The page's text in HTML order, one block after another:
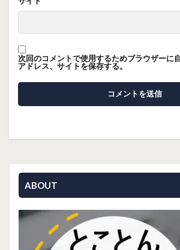
次回のコメントで使用するためブラウザーに
アドレス、サイトを保存する。
ABOUT